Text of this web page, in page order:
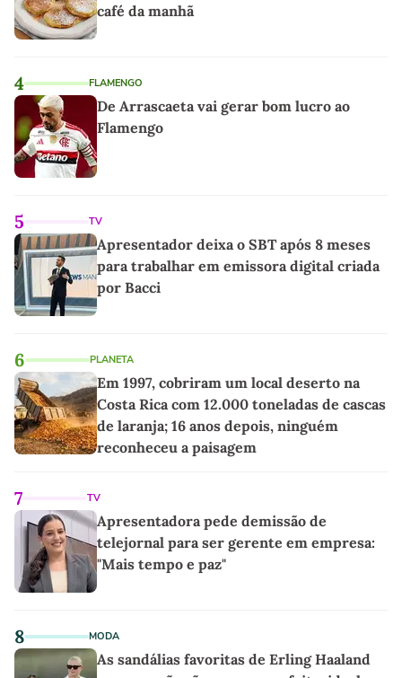
café da manhã
4 FLAMENGO
De Arrascaeta vai gerar bom lucro ao
Flamengo
5 TV
Apresentador deixa o SBT após 8 meses
para trabalhar em emissora digital criada
por Bacci
6 PLANETA
Em 1997, cobriram um local deserto na
Costa Rica com 12.000 toneladas de cascas
de laranja; 16 anos depois, ninguém
reconheceu a paisagem
7 TV
Apresentadora pede demissão de
telejornal para ser gerente em empresa:
"Mais tempo e paz"
8 MODA
As sandálias favoritas de Erling Haaland